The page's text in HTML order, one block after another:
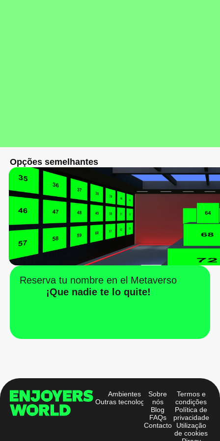
Opções semelhantes
Reserva tu nombre en el Metaverso
¡Que nadie te lo quite!
Ambientes
Outras tecnologias
Sobre
nós
Blog
FAQs
Contacto
Termos e
condições
Política de
privacidade
Utilização
de cookies